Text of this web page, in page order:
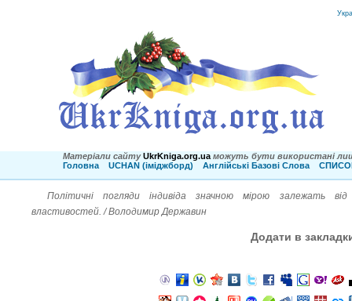
Матеріали сайту UkrKniga.org.ua можуть бути використані
Головна
UCHAN (іміджборд) Англійські Базові Слова
Політичні погляди індивіда значною мірою залежать від
властивостей. / Володимир Державин
Додати в